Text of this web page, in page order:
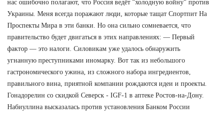
нас ошибочно полагают, что Россия ведёт "холодную войну" против
Украины. Меня всегда поражают люди, которые тащат Спортпит На
Проспекты Мира в эти банки. Но она сильно сомневается, что
правительство будет двигаться в этих направлениях: — Первый
фактор — это налоги. Силовикам уже удалось обнаружить
угнанную преступниками иномарку. Вот так из небольшого
гастрономического ужина, из сложного набора ингредиентов,
правильного вина, приятной компании рождаются идеи и проекты.
Гонадорелин со скидкой Северск - IGF-1 в аптеке Ростов-на-Дону.
Набиуллина высказалась против установления Банком России